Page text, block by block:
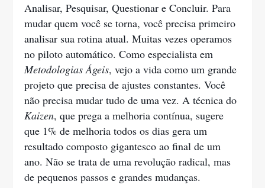
Analisar, Pesquisar, Questionar e Concluir. Para
mudar quem você se torna, você precisa primeiro
analisar sua rotina atual. Muitas vezes operamos
no piloto automático. Como especialista em
Metodologias Ágeis, vejo a vida como um grande
projeto que precisa de ajustes constantes. Você
não precisa mudar tudo de uma vez. A técnica do
Kaizen, que prega a melhoria contínua, sugere
que 1% de melhoria todos os dias gera um
resultado composto gigantesco ao final de um
ano. Não se trata de uma revolução radical, mas
de pequenos passos e grandes mudanças.